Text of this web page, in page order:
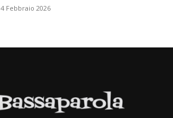
4 Febbraio 2026